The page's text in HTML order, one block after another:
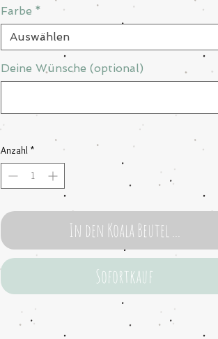
Farbe *
Auswählen
Deine Wünsche (optional)
Anzahl *
In den Koala Beutel ...
Sofortkauf